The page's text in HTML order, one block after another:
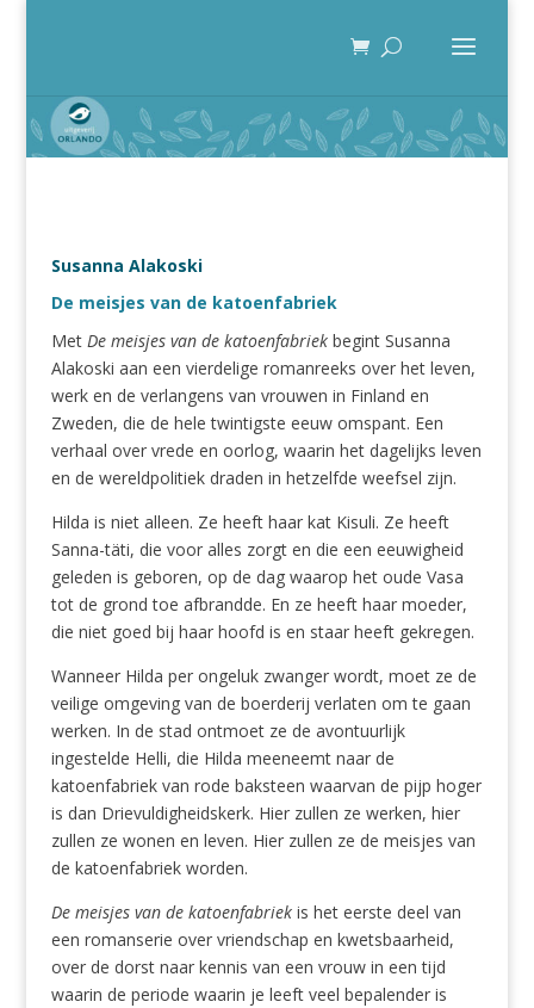
Susanna Alakoski
De meisjes van de katoenfabriek
Met De meisjes van de katoenfabriekbegint Susanna
Alakoski aan een vierdelige romanreeks over het leven,
werk en de verlangens van vrouwen in Finland en
Zweden, die de hele twintigste eeuw omspant. Een
verhaal over vrede en oorlog, waarin het dagelijks leven
en de wereldpolitiek draden in hetzelfde weefsel zijn.
Hilda is niet alleen. Ze heeft haar kat Kisuli. Ze heeft
Sanna-täti, die voor alles zorgt en die een eeuwigheid
geleden is geboren, op de dag waarop het oude Vasa
tot de grond toe afbrandde. En ze heeft haar moeder,
die niet goed bij haar hoofd is en staar heeft gekregen.
Wanneer Hilda per ongeluk zwanger wordt, moet ze de
veilige omgeving van de boerderij verlaten om te gaan
werken. In de stad ontmoet ze de avontuurlijk
ingestelde Helli, die Hilda meeneemt naar de
katoenfabriek van rode baksteen waarvan de pijp hoger
is dan Drievuldigheidskerk. Hier zullen ze werken, hier
zullen ze wonen en leven. Hier zullen ze de meisjes van
de katoenfabriek worden.
De meisjes van de katoenfabriekis het eerste deel van
een romanserie over vriendschap en kwetsbaarheid,
over de dorst naar kennis van een vrouw in een tijd
waarin de periode waarin je leeft veel bepalender is